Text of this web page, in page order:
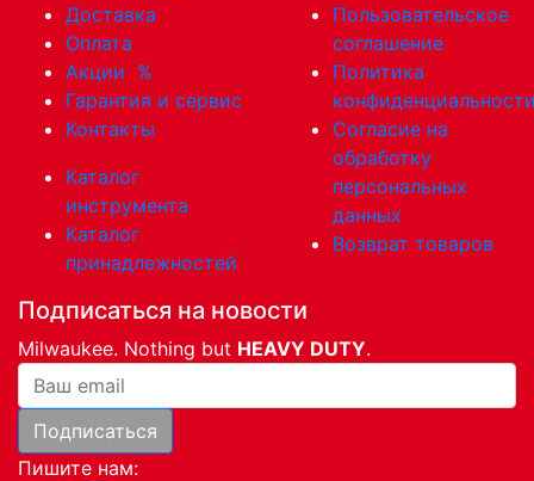
Доставка
Оплата
Акции %
Гарантия и сервис
Контакты
Каталог
инструмента
Каталог
принадлежностей
Пользовательское
соглашение
Политика
Согласие на
обработку
персональных
данных
Возврат товаров
Подписаться на новости
Milwaukee. Nothing but HEAVY DUTY.
Ваша почта
Подписаться
Пишите нам: